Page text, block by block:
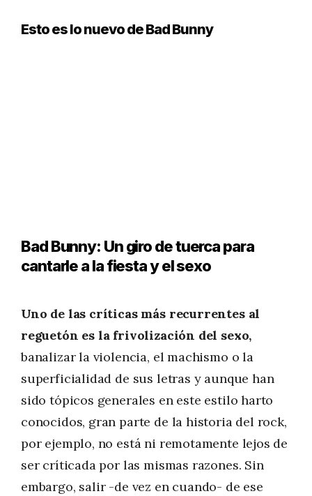
Esto es lo nuevo de Bad Bunny
Bad Bunny: Un giro de tuerca para
cantarle a la fiesta y el sexo
Uno de las críticas más recurrentes al
reguetón es la frivolización del sexo,
banalizar la violencia, el machismo o la
superficialidad de sus letras y aunque han
sido tópicos generales en este estilo harto
conocidos, gran parte de la historia del rock,
por ejemplo, no está ni remotamente lejos de
ser críticada por las mismas razones. Sin
embargo, salir -de vez en cuando- de ese